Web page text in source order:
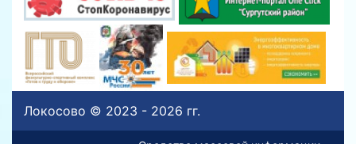
Локосово © 2023 - 2026 гг.